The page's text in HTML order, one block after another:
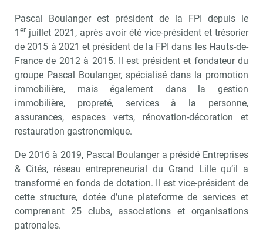
Pascal Boulanger est président de la FPI depuis le
1 er juillet 2021, après avoir été vice-président et trésorier
de 2015 à 2021 et président de la FPI dans les Hauts-de-
France de 2012 à 2015. Il est président et fondateur du
groupe Pascal Boulanger, spécialisé dans la promotion
immobilière, mais également dans la gestion
immobilière, propreté, services à la personne,
assurances, espaces verts, rénovation-décoration et
restauration gastronomique.
De 2016 à 2019, Pascal Boulanger a présidé Entreprises
& Cités, réseau entrepreneurial du Grand Lille qu’il a
transformé en fonds de dotation. Il est vice-président de
cette structure, dotée d’une plateforme de services et
comprenant 25 clubs, associations et organisations
patronales.